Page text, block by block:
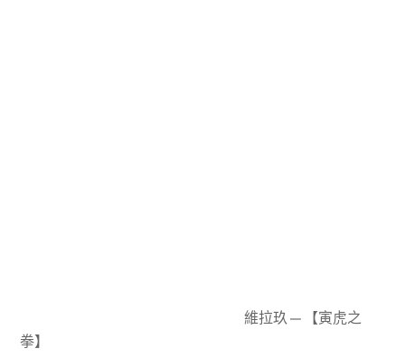
維拉玖—【寅虎之
拳】